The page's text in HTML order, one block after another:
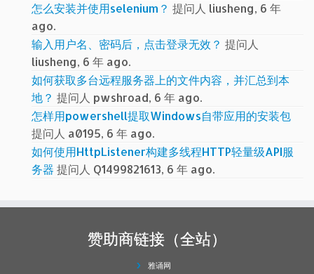
怎么安装并使用selenium？ 提问人 liusheng, 6 年
ago.
输入用户名、密码后，点击登录无效？ 提问人
liusheng, 6 年 ago.
如何获取多台远程服务器上的文件内容，并汇总到本
地？ 提问人 pwshroad, 6 年 ago.
怎样用powershell提取Windows自带应用的安装包
提问人 a0195, 6 年 ago.
如何使用HttpListener构建多线程HTTP轻量级API服
务器 提问人 Q1499821613, 6 年 ago.
赞助商链接（全站）
雅诵网